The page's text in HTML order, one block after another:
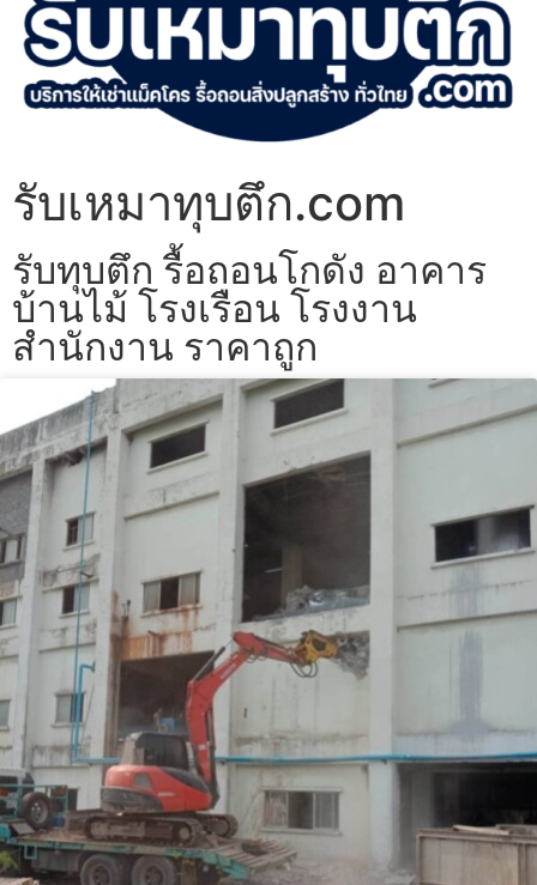
รับเหมาทุบตึก.com
รับทุบตึก รื้อถอนโกดัง อาคาร
บ้านไม้ โรงเรือน โรงงาน
สำนักงาน ราคาถูก